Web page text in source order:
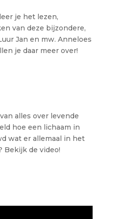
je het lezen,
van deze bijzondere,
Jan en mw. Anneloes
je daar meer over!
alles over levende
hoe een lichaam in
wat er allemaal in het
Bekijk de video!